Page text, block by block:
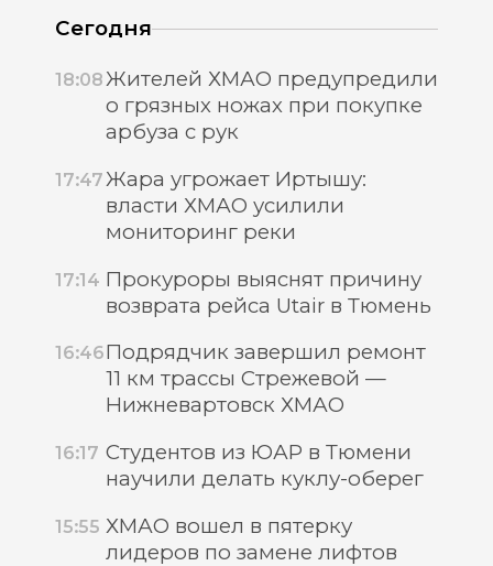
Сегодня
18:08Жителей ХМАО предупредили
о грязных ножах при покупке
арбуза с рук
17:47Жара угрожает Иртышу:
власти ХМАО усилили
мониторинг реки
17:14 Прокуроры выяснят причину
возврата рейса Utair в Тюмень
16:46Подрядчик завершил ремонт
11 км трассы Стрежевой —
Нижневартовск ХМАО
16:17 Студентов из ЮАР в Тюмени
научили делать куклу-оберег
15:55 ХМАО вошел в пятерку
лидеров по замене лифтов